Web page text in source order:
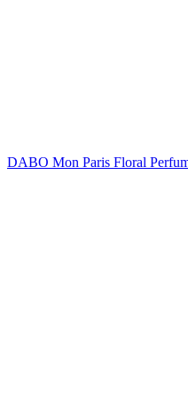
DABO Mon Paris Floral